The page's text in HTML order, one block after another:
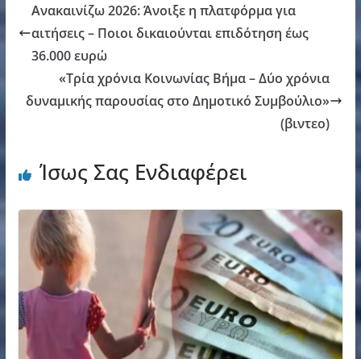
Ανακαινίζω 2026: Άνοιξε η πλατφόρμα για
αιτήσεις – Ποιοι δικαιούνται επιδότηση έως
36.000 ευρώ
«Τρία χρόνια Κοινωνίας Βήμα – Δύο χρόνια
δυναμικής παρουσίας στο Δημοτικό Συμβούλιο»
(βιντεο)
Ίσως Σας Ενδιαφέρει